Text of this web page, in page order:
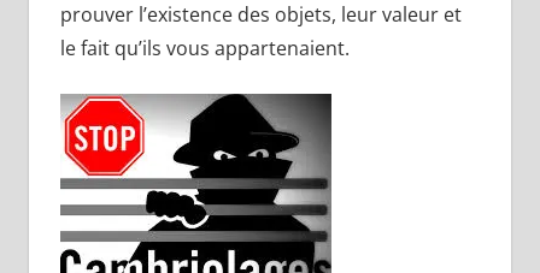
prouver l’existence des objets, leur valeur et
le fait qu’ils vous appartenaient.